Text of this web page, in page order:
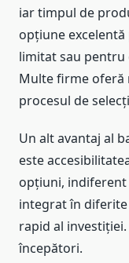
iar timpul de
opțiune
limitat sau pentru
Multe firme oferă
procesul de
Un alt avantaj al
este
opțiuni, indiferent
integrat în
rapid al
începători.